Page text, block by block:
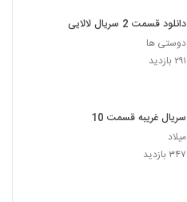
دانلود قسمت 2 سریال لالایی
دوستی ها
۲۹۱ بازدید
سریال غریبه قسمت 10
میلاد
۳۴۷ بازدید